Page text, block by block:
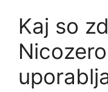
Kaj so